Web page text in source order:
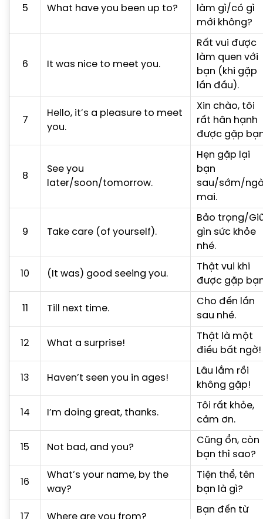
5 What have you been up to?
làm gì/có gì
mới không?
6 It was nice to meet you.
Rất vui được
làm quen với
bạn (khi gặp
lần đầu).
7
Hello, it’s a pleasure to meet
you.
Xin chào, tôi
rất hân hạnh
được gặp
8
See you
later/soon/tomorrow.
Hẹn gặp lại
bạn
sau/sớm/
mai.
9 Take care (of yourself).
Bảo trọng/
gìn sức khỏe
nhé.
10 (It was) good seeing you.
Thật vui khi
được gặp
11 Till next time.
Cho đến lần
sau nhé.
12 What a surprise!
Thật là một
điều bất ngờ!
13 Haven’t seen you in ages!
Lâu lắm rồi
không gặp!
14 I’m doing great, thanks.
Tôi rất khỏe,
cảm ơn.
15 Not bad, and you?
Cũng ổn, còn
bạn thì sao?
16
What’s your name, by the
way?
Tiện thể, tên
bạn là gì?
17 Where are you from?
Bạn đến từ